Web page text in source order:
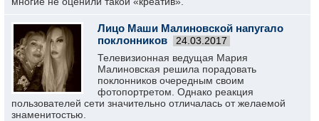
Лицо Маши Малиновской напугало
поклонников
24.03.2017
Телевизионная ведущая Мария
Малиновская решила порадовать
поклонников очередным своим
фотопортретом. Однако реакция
пользователей сети значительно отличалась от желаемой
знаменитостью.